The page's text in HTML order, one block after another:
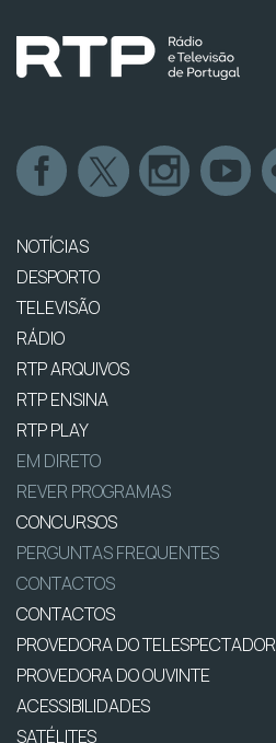
NOTÍCIAS
DESPORTO
TELEVISÃO
RÁDIO
RTP ARQUIVOS
RTP ENSINA
RTP PLAY
EM DIRETO
REVER PROGRAMAS
CONCURSOS
PERGUNTAS FREQUENTES
CONTACTOS
CONTACTOS
PROVEDORA DO TELESPECTADOR
PROVEDORA DO OUVINTE
ACESSIBILIDADES
SATÉLITES